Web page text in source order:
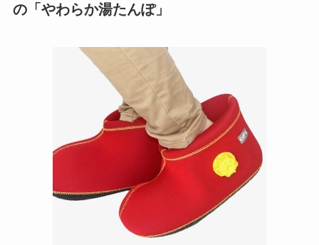
の「やわらか湯たんぽ」